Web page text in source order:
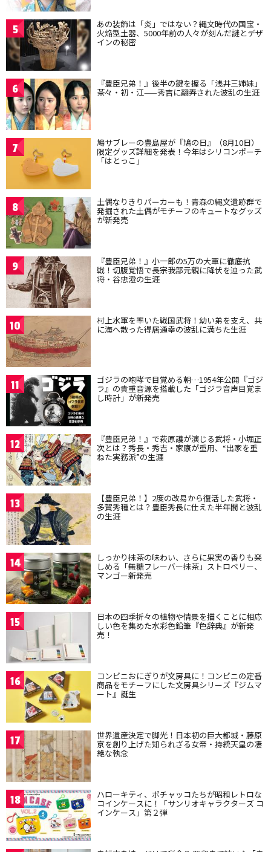
5 あの装飾は「炎」ではない？縄文時代の国宝・
火焔型土器、5000年前の人々が刻んだ謎とデザ
インの秘密
6 『豊臣兄弟！』後半の鍵を握る「浅井三姉妹」
茶々・初・江——秀吉に翻弄された波乱の生涯
7 鳩サブレーの豊島屋が『鳩の日』（8月10日）
限定グッズ詳細を発表！今年はシリコンポーチ
「はとっこ」
8 土偶なりきりパーカーも！青森の縄文遺跡群で
発掘された土偶がモチーフのキュートなグッズ
が新発売
9 『豊臣兄弟！』小一郎の5万の大軍に徹底抗
戦！切腹覚悟で長宗我部元親に降伏を迫った武
将・谷忠澄の生涯
10 村上水軍を率いた戦国武将！幼い弟を支え、共
に海へ散った得居通幸の波乱に満ちた生涯
11 ゴジラの咆哮で目覚める朝…1954年公開『ゴジ
ラ』の貴重音源を搭載した「ゴジラ音声目覚ま
し時計」が新発売
12 『豊臣兄弟！』で萩原護が演じる武将・小堀正
次とは？秀長・秀吉・家康が重用、“出家を重
ねた実務派”の生涯
13 【豊臣兄弟！】2度の改易から復活した武将・
多賀秀種とは？豊臣秀長に仕えた半年間と波乱
の生涯
14 しっかり抹茶の味わい、さらに果実の香りも楽
しめる「無糖フレーバー抹茶」ストロベリー、
マンゴー新発売
15 日本の四季折々の植物や情景を描くことに相応
しい色を集めた水彩色鉛筆『色辞典』が新発
売！
16 コンビニおにぎりが文房具に！コンビニの定番
商品をモチーフにした文房具シリーズ『ジムマ
ート』誕生
17 世界遺産決定で脚光！日本初の巨大都城・藤原
京を創り上げた知られざる女帝・持統天皇の凄
絶な執念
18 ハローキティ、ポチャッコたちが昭和レトロな
コインケースに！「サンリオキャラクターズ コ
インケース」第２弾